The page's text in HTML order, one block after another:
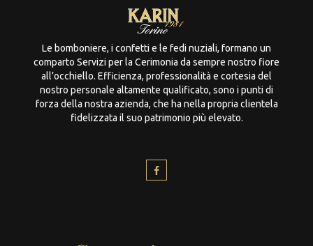
Le bomboniere, i confetti e le fedi nuziali, formano un
comparto Servizi per la Cerimonia da sempre nostro fiore
all’occhiello. Efficienza, professionalità e cortesia del
nostro personale altamente qualificato, sono i punti di
forza della nostra azienda, che ha nella propria clientela
fidelizzata il suo patrimonio più elevato.